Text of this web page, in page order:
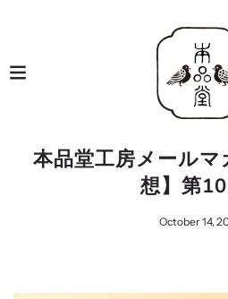
本品堂工房メール
想】第
October 14,